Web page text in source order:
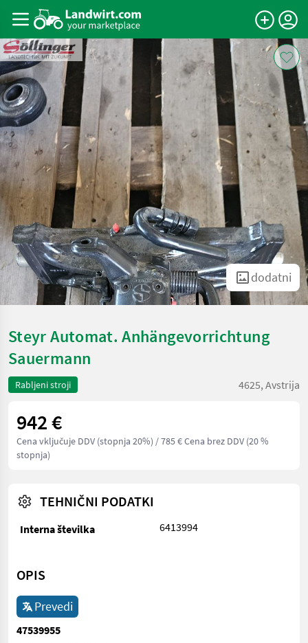
dodatni
Steyr Automat. Anhängevorrichtung
Sauermann
Rabljeni stroji 4625, Avstrija
942 €
Cena vključuje DDV (stopnja 20%) / 785 € Cena brez DDV (20 %
stopnja)
TEHNIČNI PODATKI
Interna številka 6413994
OPIS
Prevedi
47539955